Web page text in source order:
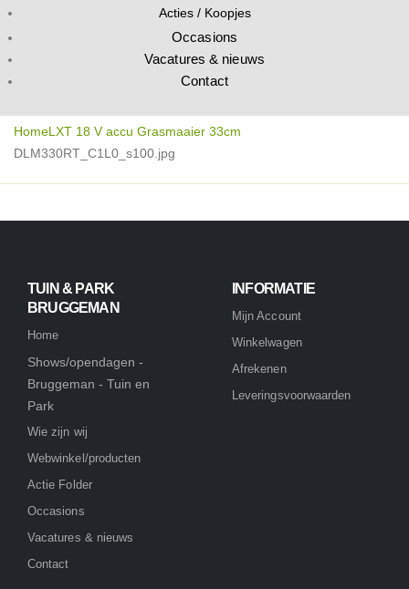
Acties / Koopjes
Occasions
Vacatures & nieuws
Contact
HomeLXT 18 V accu Grasmaaier 33cm
DLM330RT_C1L0_s100.jpg
TUIN & PARK
BRUGGEMAN
Home
Shows/opendagen -
Bruggeman - Tuin en
Park
Wie zijn wij
Webwinkel/producten
Actie Folder
Occasions
Vacatures & nieuws
Contact
INFORMATIE
Mijn Account
Winkelwagen
Afrekenen
Leveringsvoorwaarden